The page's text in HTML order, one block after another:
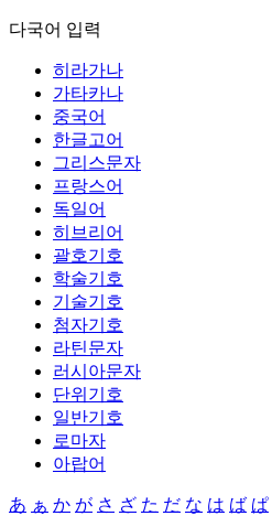
다국어 입력
히라가나
가타카나
중국어
한글고어
그리스문자
프랑스어
독일어
히브리어
괄호기호
학술기호
기술기호
첨자기호
라틴문자
러시아문자
단위기호
일반기호
로마자
아랍어
あ ぁ か が さ ざ た だ な は ば ぱ